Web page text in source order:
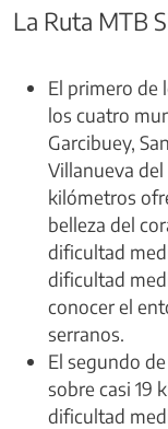
La Ruta MTB
El primero de
los cuatro
Garcibuey,
Villanueva del
kilómetros
belleza del
dificultad
dificultad
conocer el
serranos.
El segundo
sobre casi 19
dificultad